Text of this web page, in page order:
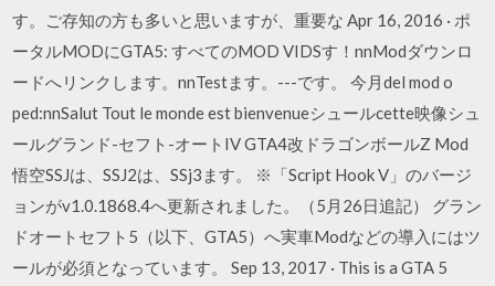
す。ご存知の方も多いと思いますが、重要な Apr 16, 2016 · ポ
ータルMODにGTA5: すべてのMOD VIDSす！nnModダウンロ
ードへリンクします。nnTestます。---です。 今月del mod o
ped:nnSalut Tout le monde est bienvenueシュールcette映像シュ
ールグランド-セフト-オートIV GTA4改ドラゴンボールZ Mod
悟空SSJは、SSJ2は、SSj3ます。 ※「Script Hook V」のバージ
ョンがv1.0.1868.4へ更新されました。（5月26日追記） グラン
ドオートセフト5（以下、GTA5）へ実車Modなどの導入にはツ
ールが必須となっています。 Sep 13, 2017 · This is a GTA 5